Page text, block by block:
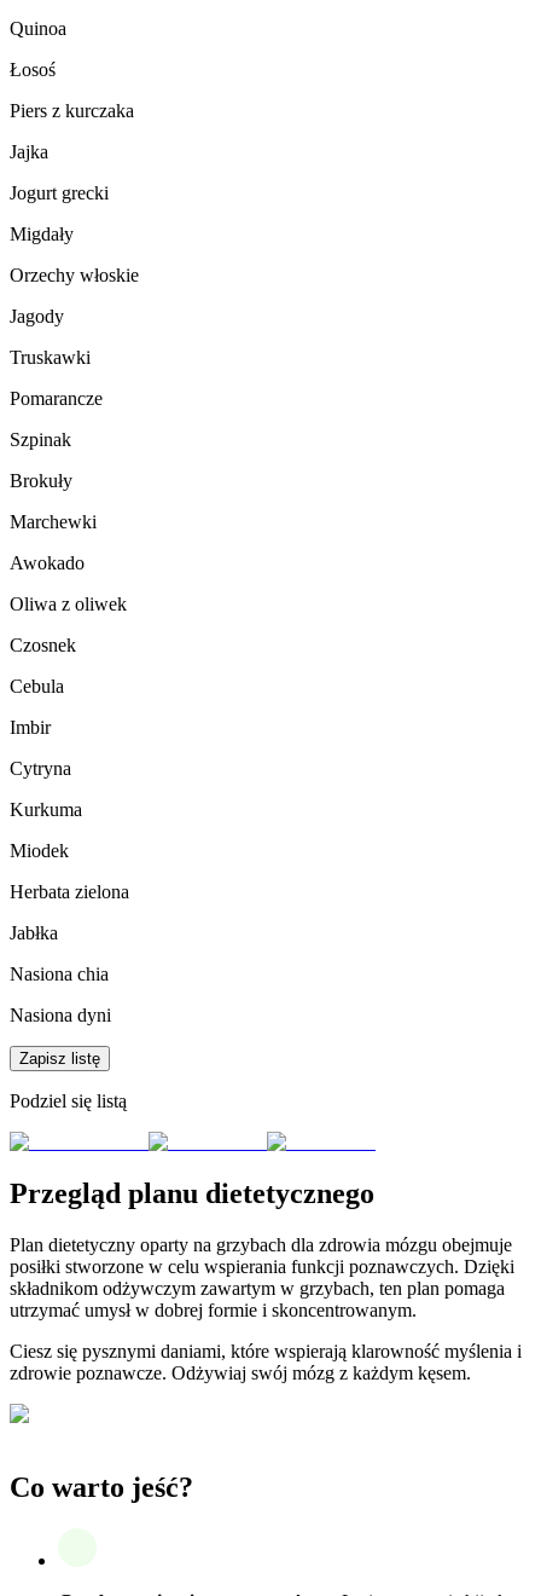
Quinoa
Łosoś
Piers z kurczaka
Jajka
Jogurt grecki
Migdały
Orzechy włoskie
Jagody
Truskawki
Pomarancze
Szpinak
Brokuły
Marchewki
Awokado
Oliwa z oliwek
Czosnek
Cebula
Imbir
Cytryna
Kurkuma
Miodek
Herbata zielona
Jabłka
Nasiona chia
Nasiona dyni
Zapisz listę
Podziel się listą
Przegląd planu dietetycznego
Plan dietetyczny oparty na grzybach dla zdrowia mózgu obejmuje
posiłki stworzone w celu wspierania funkcji poznawczych. Dzięki
składnikom odżywczym zawartym w grzybach, ten plan pomaga
utrzymać umysł w dobrej formie i skoncentrowanym.
Ciesz się pysznymi daniami, które wspierają klarowność myślenia i
zdrowie poznawcze. Odżywiaj swój mózg z każdym kęsem.
Co warto jeść?